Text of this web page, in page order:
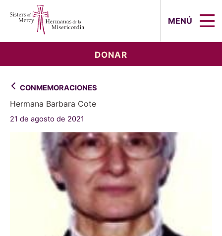
MENÚ
DONAR
CONMEMORACIONES
Hermana Barbara Cote
21 de agosto de 2021